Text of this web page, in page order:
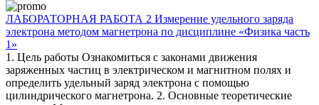
ЛАБОРАТОРНАЯ РАБОТА 2 Измерение удельного заряда
электрона методом магнетрона по дисциплине «Физика часть
1»
1. Цель работы Ознакомиться с законами движения
заряженных частиц в электрическом и магнитном полях и
определить удельный заряд электрона с помощью
цилиндрического магнетрона. 2. Основные теоретические